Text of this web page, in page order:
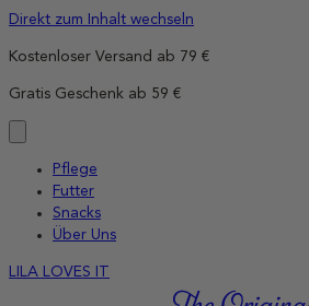
Direkt zum Inhalt wechseln
Kostenloser Versand ab 79 €
Gratis Geschenk ab 59 €
Pflege
Futter
Snacks
Über Uns
LILA LOVES IT